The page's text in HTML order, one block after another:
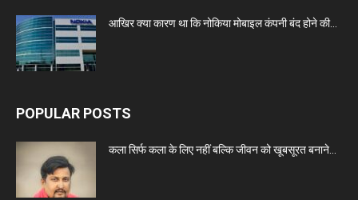
आखिर क्या कारण था कि नोकिया मोबाइल कंपनी बंद होने की...
POPULAR POSTS
कला सिर्फ कला के लिए नहीं बल्कि जीवन को खूबसूरत बनाने...